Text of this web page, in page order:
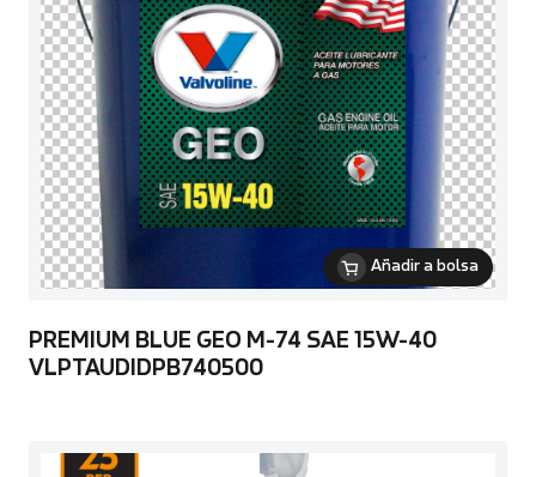
Añadir a bolsa
PREMIUM BLUE GEO M-74 SAE 15W-40
VLPTAUDIDPB740500